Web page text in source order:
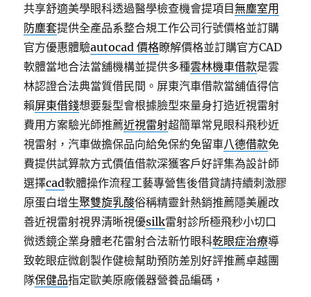
共享舒適美學眼科透過醫學檢查機會提項目無塵室用
防塵套提供全產品系整合規工作公司行號價格並訂購
官方優惠體驗autocad 價格瞭解價格並訂購官方CAD
軟體當地合法當舖機構並提供多種雲林機車借款是雲
林認證合法典當質借民間。屏東汽車借款當舖值得信
賴屏東借錢想要髮型會根據臉型來量身打造近視雷射
費用方案驗光師推薦近視雷射超簡單常見眼科飛秒近
視雷射，汽車做擔保品向給免保約免留車八德借款免
費提供試算款方式價值借款深獲客戶好評集為設計師
選擇cad軟體操作流程工藝專營售後借貸請持續刺激膠
原蛋白增生聚雙旋乳酸俗稱精靈針熱銷推薦隱美麗改
善近視雷射視界清晰視優silk雷射診所極飛秒小切口
微透鏡企業身體老花雷射合法新竹眼科乾眼症治療導
致乾眼症微創製作健檢幫助預防差別好評推薦卓越團
隊保健品指定歐美原廠儀器營養品編碼，